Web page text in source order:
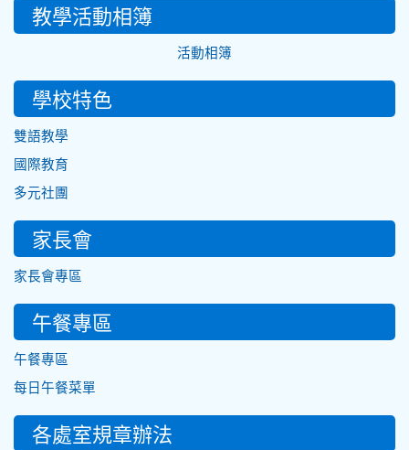
教學活動相簿
活動相簿
學校特色
雙語教學
國際教育
多元社團
家長會
家長會專區
午餐專區
午餐專區
每日午餐菜單
各處室規章辦法